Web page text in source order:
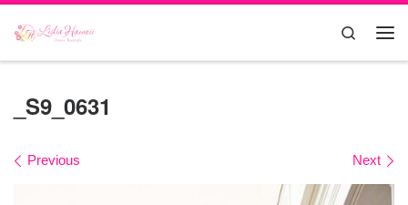
Skip to content Search
_S9_0631
Images navigation
Previous Next